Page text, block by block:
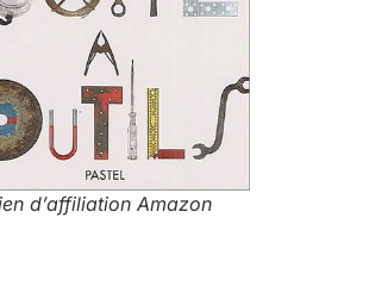
d’affiliation Amazon